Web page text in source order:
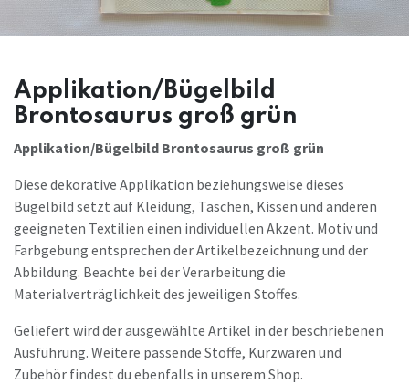
Applikation/Bügelbild
Brontosaurus groß grün
Applikation/Bügelbild Brontosaurus groß grün
Diese dekorative Applikation beziehungsweise dieses
Bügelbild setzt auf Kleidung, Taschen, Kissen und anderen
geeigneten Textilien einen individuellen Akzent. Motiv und
Farbgebung entsprechen der Artikelbezeichnung und der
Abbildung. Beachte bei der Verarbeitung die
Materialverträglichkeit des jeweiligen Stoffes.
Geliefert wird der ausgewählte Artikel in der beschriebenen
Ausführung. Weitere passende Stoffe, Kurzwaren und
Zubehör findest du ebenfalls in unserem Shop.